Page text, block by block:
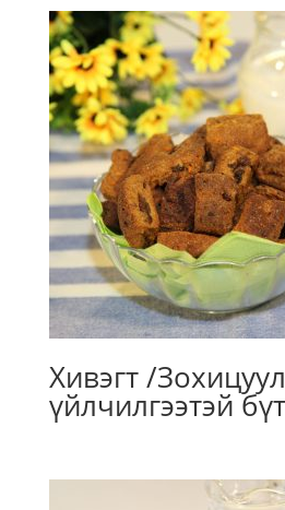
Хивэгт /
үйлчилгээтэй